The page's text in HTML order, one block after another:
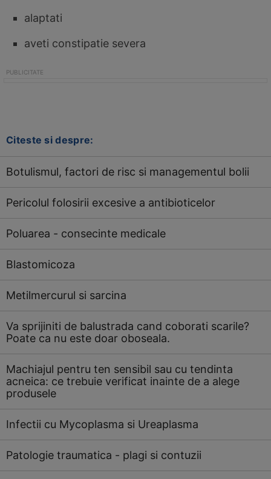
alaptati
aveti constipatie severa
Citeste si despre:
Botulismul, factori de risc si managementul bolii
Pericolul folosirii excesive a antibioticelor
Poluarea - consecinte medicale
Blastomicoza
Metilmercurul si sarcina
Va sprijiniti de balustrada cand coborati scarile?
Poate ca nu este doar oboseala.
Machiajul pentru ten sensibil sau cu tendinta
acneica: ce trebuie verificat inainte de a alege
produsele
Infectii cu Mycoplasma si Ureaplasma
Patologie traumatica - plagi si contuzii